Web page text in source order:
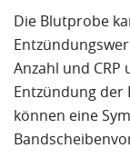
Die Blutprobe
Anzahl und
Entzündung
können eine